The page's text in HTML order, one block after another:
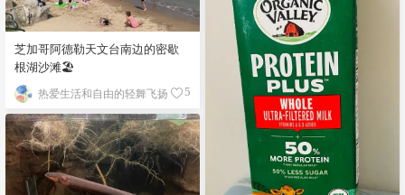
芝加哥阿德勒天文台南边的密歇
根湖沙滩🏖️
热爱生活和自由的轻舞飞扬 5